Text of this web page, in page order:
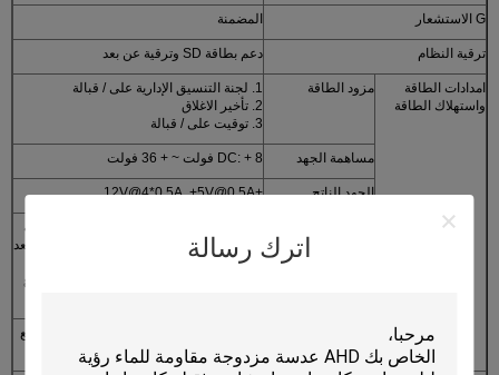
اترك رسالة
G الاستشعار المضمنة
ترقية النظام دعم بطاقة SD وترقية عن بعد
امدادات الطاقة
واستهلاك الطاقة
مزود الطاقة
1. لجنة التنسيق الإدارية على / قبالة
2. تأخير الاغلاق
3. توقيت على / قبالة
مساهمة الجهد DC: + 8 فولت ~ + 36 فولت
الجهد الناتج +12V@4*0.5A. +5V@0.5A
مع تكنولوجيا العمل المستمر للتزويد بالطاقة
من UPS ، يمكن أن تعمل لمدة 3 ~ 5 ثواني بعد
قطع مصدر الطاقة الخارجي بحيث يمكن
الحفاظ على سلامة بيانات الفيديو عند انقطاع
<10W في التشغيل العادي ؛ <0.5W في وضع
الاستعداد